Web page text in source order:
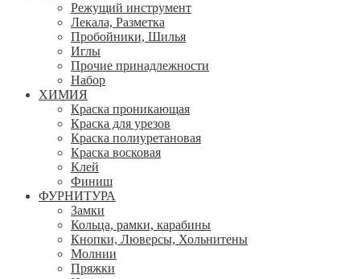
Режущий инструмент
Лекала, Разметка
Пробойники, Шилья
Иглы
Прочие принадлежности
Набор
ХИМИЯ
Краска проникающая
Краска для урезов
Краска полиуретановая
Краска восковая
Клей
Финиш
ФУРНИТУРА
Замки
Кольца, рамки, карабины
Кнопки, Люверсы, Хольнитены
Молнии
Пряжки